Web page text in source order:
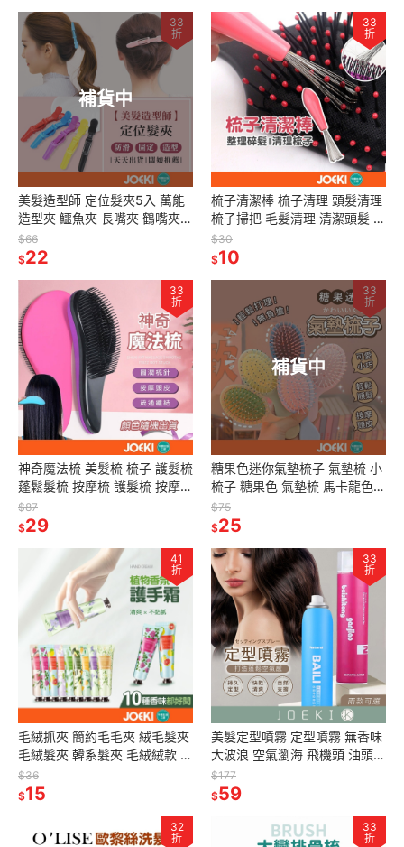
補貨中
33
折
美髮造型師 定位髮夾5入 萬能
造型夾 鱷魚夾 長嘴夾 鶴嘴夾
卷髮 髮型師必備 美妝用具
【MF0026】
$66
$22
33
折
梳子清潔棒 梳子清理 頭髮清理
梳子掃把 毛髮清理 清潔頭髮 梳
子刷【MF0065】
$30
$10
33
折
神奇魔法梳 美髮梳 梳子 護髮梳
蓬鬆髮梳 按摩梳 護髮梳 按摩梳
子 【MF0058】
$87
$29
補貨中
33
折
糖果色迷你氣墊梳子 氣墊梳 小
梳子 糖果色 氣墊梳 馬卡龍色梳
子 美髮梳 磨砂梳子
【MF0064】
$75
$25
41
折
毛絨抓夾 簡約毛毛夾 絨毛髮夾
毛絨髮夾 韓系髮夾 毛絨絨款 後
腦杓鯊魚夾 毛絨鯊魚夾 甜美髮
夾 韓系【MF0072】
$36
$15
33
折
美髮定型噴霧 定型噴霧 無香味
大波浪 空氣瀏海 飛機頭 油頭
男女通用 速乾 自然蓬鬆 造型噴
霧【MF0088】
$177
$59
32
折
33
折